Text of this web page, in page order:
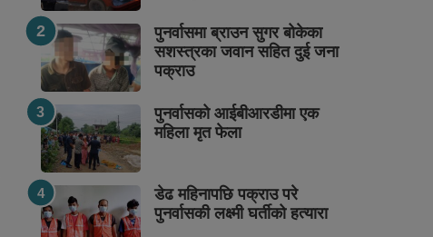
पुनर्वासमा ब्राउन सुगर बोकेका
सशस्त्रका जवान सहित दुई जना
पक्राउ
पुनर्वासको आईबीआरडीमा एक
महिला मृत फेला
डेढ महिनापछि पक्राउ परे
पुनर्वासकी लक्ष्मी घर्तीको हत्यारा